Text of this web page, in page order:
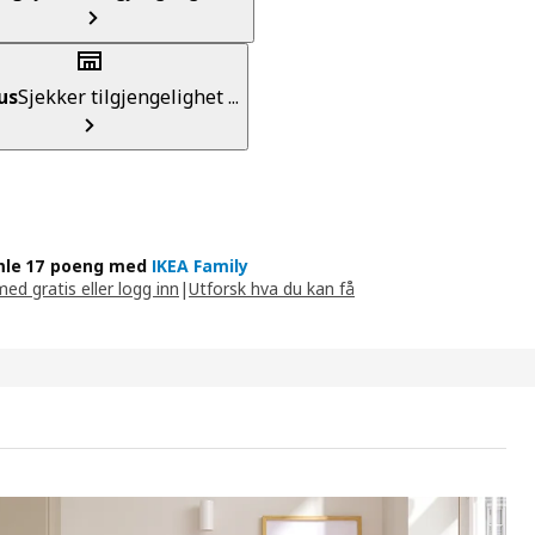
Sjekker tilgjengelighet ...
17 poeng med IKEA Family
gratis eller logg inn |Utforsk hva du kan få